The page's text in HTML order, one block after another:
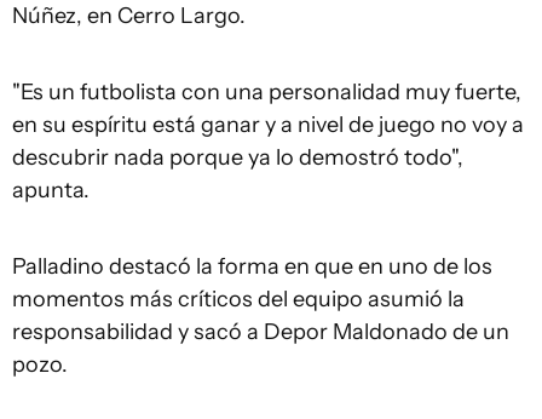
Núñez, en Cerro Largo.
"Es un futbolista con una personalidad muy fuerte,
en su espíritu está ganar y a nivel de juego no voy a
descubrir nada porque ya lo demostró todo",
apunta.
Palladino destacó la forma en que en uno de los
momentos más críticos del equipo asumió la
responsabilidad y sacó a Depor Maldonado de un
pozo.